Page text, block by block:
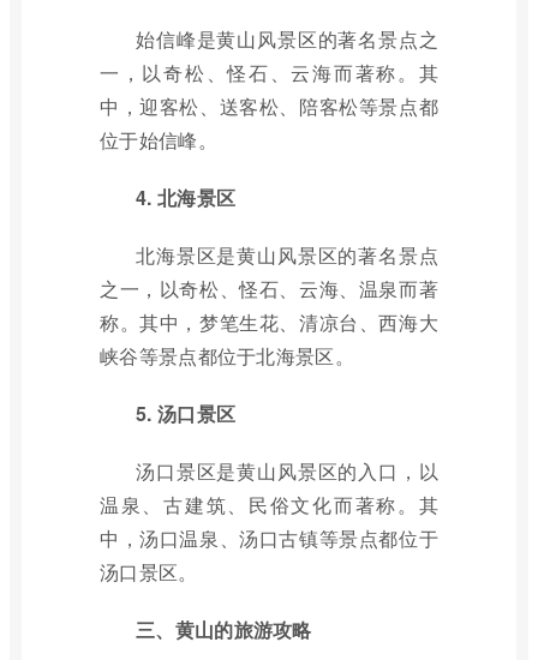
始信峰是黄山风景区的著名景点之
一，以奇松、怪石、云海而著称。其
中，迎客松、送客松、陪客松等景点都
位于始信峰。
4. 北海景区
北海景区是黄山风景区的著名景点
之一，以奇松、怪石、云海、温泉而著
称。其中，梦笔生花、清凉台、西海大
峡谷等景点都位于北海景区。
5. 汤口景区
汤口景区是黄山风景区的入口，以
温泉、古建筑、民俗文化而著称。其
中，汤口温泉、汤口古镇等景点都位于
汤口景区。
三、黄山的旅游攻略